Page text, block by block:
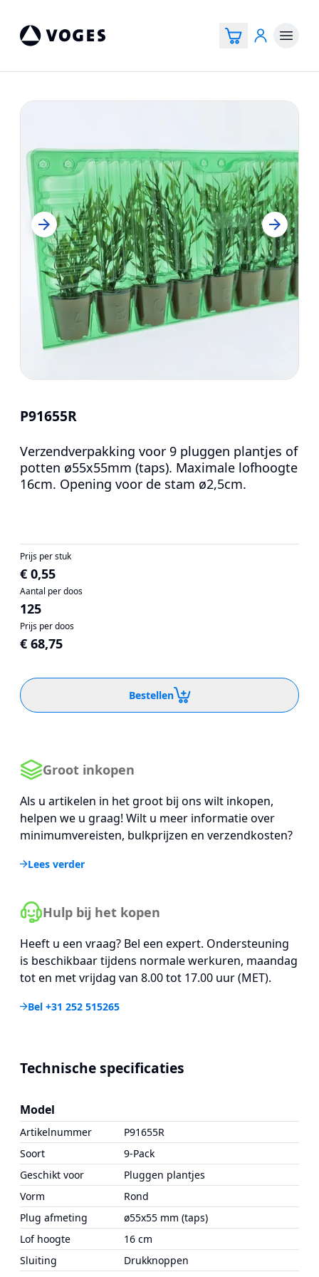
P91655R
Verzendverpakking voor 9 pluggen plantjes of
potten ø55x55mm (taps). Maximale lofhoogte
16cm. Opening voor de stam ø2,5cm.
Prijs per stuk
€ 0,55
Aantal per doos
125
Prijs per doos
€ 68,75
Bestellen
Groot inkopen
Als u artikelen in het groot bij ons wilt inkopen,
helpen we u graag! Wilt u meer informatie over
minimumvereisten, bulkprijzen en verzendkosten?
Lees verder
Hulp bij het kopen
Heeft u een vraag? Bel een expert. Ondersteuning
is beschikbaar tijdens normale werkuren, maandag
tot en met vrijdag van 8.00 tot 17.00 uur (MET).
Bel +31 252 515265
Technische specificaties
Model
Artikelnummer
P91655R
Soort
9-Pack
Geschikt voor
Pluggen plantjes
Vorm
Rond
Plug afmeting
ø55x55 mm (taps)
Lof hoogte
16 cm
Sluiting
Drukknoppen